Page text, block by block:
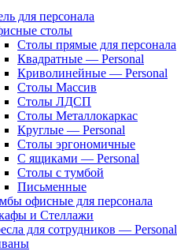
для персонала
столы
Столы прямые для персонала
Квадратные — Personal
Криволинейные — Personal
Столы Массив
Столы ЛДСП
Столы Металлокаркас
Круглые — Personal
Столы эргономичные
С ящиками — Personal
Столы с тумбой
Письменные
офисные для персонала
и Стеллажи
для сотрудников — Personal